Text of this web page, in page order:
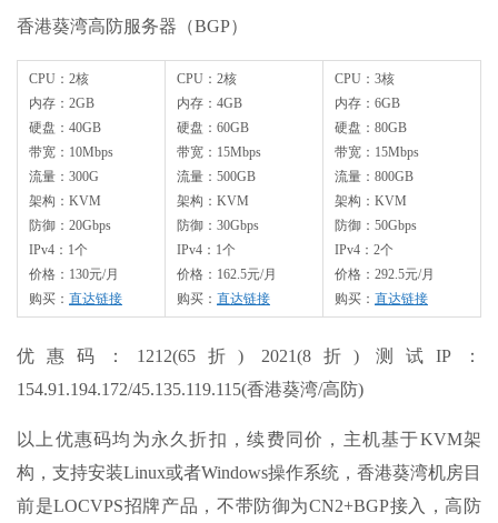
香港葵湾高防服务器（BGP）
CPU：2核
内存：2GB
硬盘：40GB
带宽：10Mbps
流量：300G
架构：KVM
防御：20Gbps
IPv4：1个
价格：130元/月
购买： 直达链接
CPU：2核
内存：4GB
硬盘：60GB
带宽：15Mbps
流量：500GB
架构：KVM
防御：30Gbps
IPv4：1个
价格：162.5元/月
购买： 直达链接
CPU：3核
内存：6GB
硬盘：80GB
带宽：15Mbps
流量：800GB
架构：KVM
防御：50Gbps
IPv4：2个
价格：292.5元/月
购买： 直达链接
优惠码：1212(65折) 2021(8折) 测试IP：
154.91.194.172/45.135.119.115(香港葵湾/高防)
以上优惠码均为永久折扣，续费同价，主机基于KVM架
构，支持安装Linux或者Windows操作系统，香港葵湾机房目
前是LOCVPS招牌产品，不带防御为CN2+BGP接入，高防